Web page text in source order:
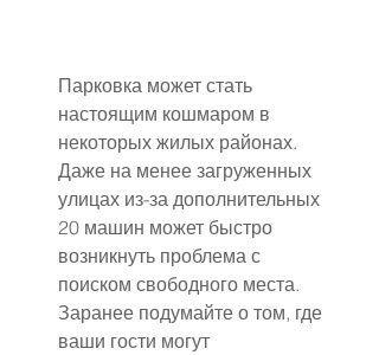
Парковка может стать
настоящим кошмаром в
некоторых жилых районах.
Даже на менее загруженных
улицах из-за дополнительных
20 машин может быстро
возникнуть проблема с
поиском свободного места.
Заранее подумайте о том, где
ваши гости могут